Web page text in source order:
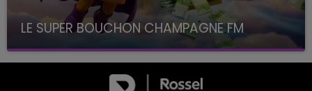
LE SUPER BOUCHON CHAMPAGNE FM
avec La Famille Champagne FM, à 8H10